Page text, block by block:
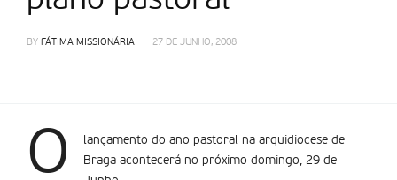
BY FÁTIMA MISSIONÁRIA 27 DE JUNHO, 2008
O
lançamento do ano pastoral na arquidiocese de
Braga acontecerá no próximo domingo, 29 de